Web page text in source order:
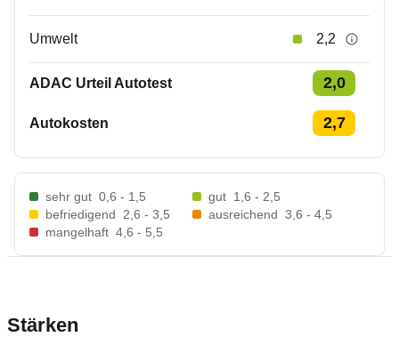
Umwelt 2,2
ADAC Urteil Autotest 2,0
Autokosten 2,7
sehr gut 0,6 - 1,5 gut 1,6 - 2,5
befriedigend
2,6 - 3,5 ausreichend 3,6 - 4,5
mangelhaft 4,6 - 5,5
Stärken